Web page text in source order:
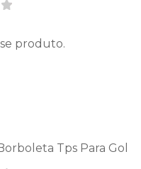
produto.
Tps Para Gol